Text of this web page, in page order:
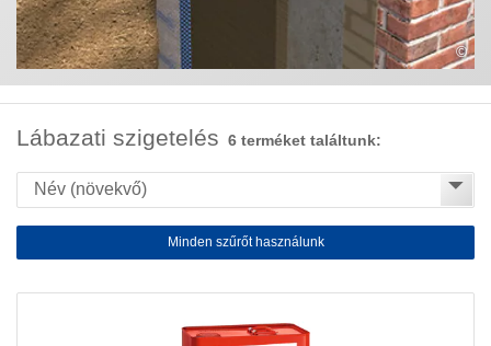
©
Lábazati szigetelés 6 terméket találtunk:
Minden szűrőt használunk